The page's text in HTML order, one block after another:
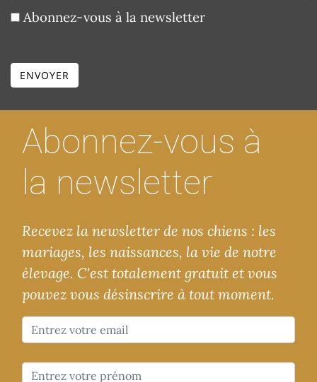
Abonnez-vous à la newsletter
ENVOYER
Abonnez-vous à
la newsletter
Recevez la newsletter de nos chiens : les
mariages, les naissances, la vie de notre
élevage. C'est totalement gratuit et vous
pouvez vous désinscrire à tout moment.